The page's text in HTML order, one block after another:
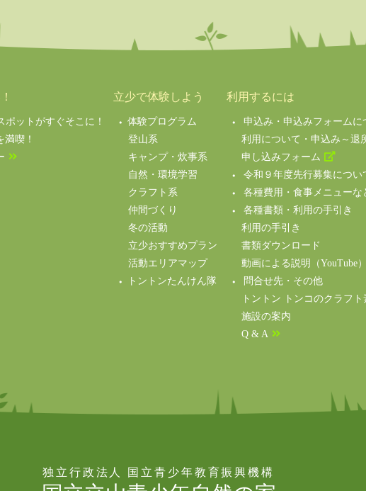
ポットがすぐそこに！
喫！
立少で体験しよう
体験プログラム
登山系
キャンプ・炊事系
自然・環境学習
クラフト系
仲間づくり
冬の活動
立少おすすめプラン
活動エリアマップ
トントンたんけん隊
利用するには
申込み・申込みフォームに
利用について・申込み～退
申し込みフォーム
令和９年度先行募集につい
各種費用・食事メニューな
各種書類・利用の手引き
利用の手引き
書類ダウンロード
動画による説明（YouTube）
問合せ先・その他
トントン トンコのクラフト
施設の案内
Q & A
独立行政法人 国立青少年教育振興機構